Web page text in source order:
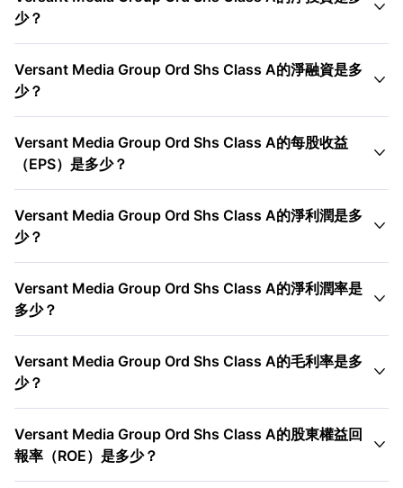
少？

Versant Media Group Ord Shs Class A的淨融資是多
少？

Versant Media Group Ord Shs Class A的每股收益
（EPS）是多少？

Versant Media Group Ord Shs Class A的淨利潤是多
少？

Versant Media Group Ord Shs Class A的淨利潤率是
多少？

Versant Media Group Ord Shs Class A的毛利率是多
少？

Versant Media Group Ord Shs Class A的股東權益回
報率（ROE）是多少？
